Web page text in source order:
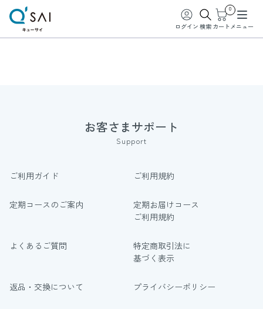
ログイン 検索
0
カート メニュー
お客さまサポート
Support
ご利用ガイド ご利用規約
定期コースのご案内
定期お届けコース
ご利用規約
よくあるご質問
特定商取引法に
基づく表示
返品・交換について プライバシーポリシー